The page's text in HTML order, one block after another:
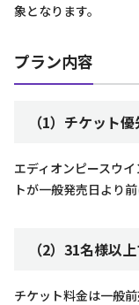
象となります。
プラン内容
（1）チケット
エディオンピースウ
トが一般発売日より前
（2）31名様以
チケット料金は一般